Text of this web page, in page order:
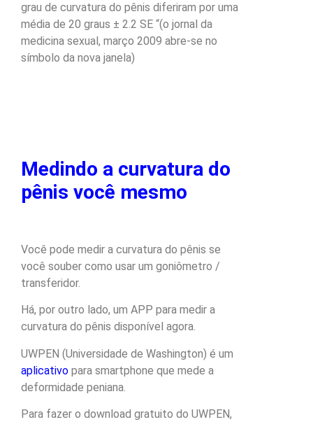
grau de curvatura do pênis diferiram por uma
média de 20 graus ± 2.2 SE “(o jornal da
medicina sexual, março 2009 abre-se no
símbolo da nova janela)
Medindo a curvatura do
pênis você mesmo
Você pode medir a curvatura do pênis se
você souber como usar um goniômetro /
transferidor.
Há, por outro lado, um APP para medir a
curvatura do pênis disponível agora.
UWPEN (Universidade de Washington) é um
aplicativo para smartphone que mede a
deformidade peniana.
Para fazer o download gratuito do UWPEN,